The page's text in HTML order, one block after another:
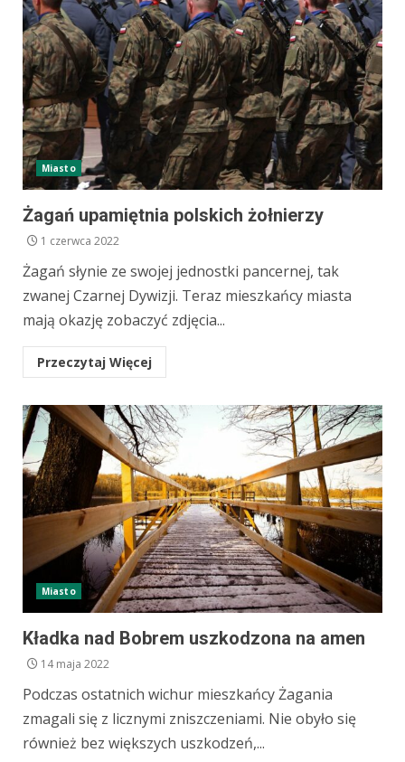
Miasto
Żagań upamiętnia polskich żołnierzy
1 czerwca 2022
Żagań słynie ze swojej jednostki pancernej, tak
zwanej Czarnej Dywizji. Teraz mieszkańcy miasta
mają okazję zobaczyć zdjęcia...
Przeczytaj Więcej
Miasto
Kładka nad Bobrem uszkodzona na amen
14 maja 2022
Podczas ostatnich wichur mieszkańcy Żagania
zmagali się z licznymi zniszczeniami. Nie obyło się
również bez większych uszkodzeń,...